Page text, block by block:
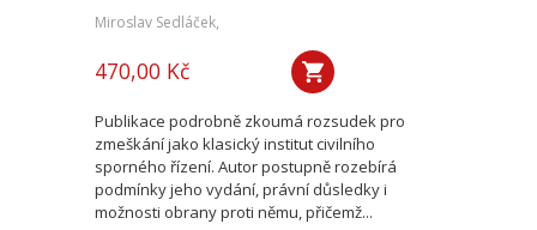
Miroslav Sedláček,
470,00 Kč
Publikace podrobně zkoumá rozsudek pro
zmeškání jako klasický institut civilního
sporného řízení. Autor postupně rozebírá
podmínky jeho vydání, právní důsledky i
možnosti obrany proti němu, přičemž...